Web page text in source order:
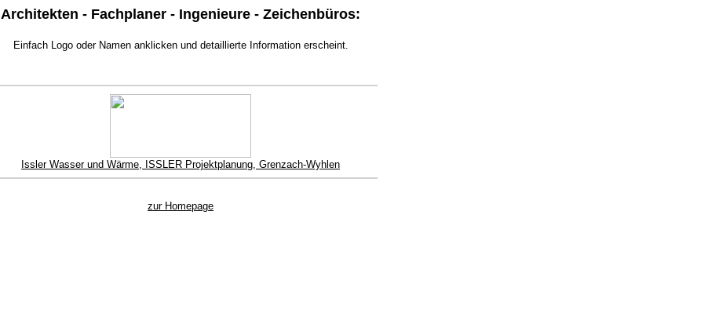
Architekten - Fachplaner - Ingenieure - Zeichenbüros:
Einfach Logo oder Namen anklicken und detaillierte Information erscheint.
Issler Wasser und Wärme, ISSLER Projektplanung, Grenzach-Wyhlen
zur Homepage